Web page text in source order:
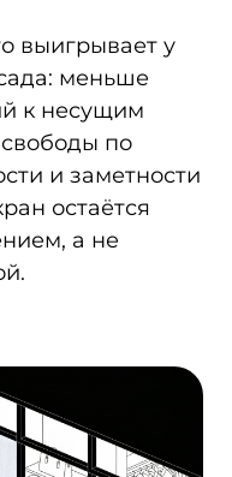
выигрывает у
меньше
к несущим
по
и заметности
остаётся
а не